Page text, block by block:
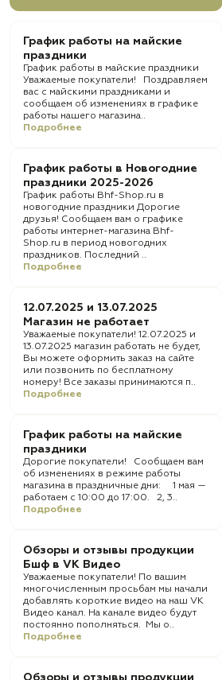
График работы на майские
праздники
График работы в майские праздники
Уважаемые покупатели! Поздравляем
вас с майскими праздниками и
сообщаем об изменениях в графике
работы нашего магазина..
Подробнее
График работы в Новогодние
праздники 2025-2026
График работы Bhf-Shop.ru в
новогодние праздники Дорогие
друзья! Сообщаем вам о графике
работы интернет-магазина Bhf-
Shop.ru в период новогодних
праздников. Последний ..
Подробнее
12.07.2025 и 13.07.2025
Магазин не работает
Уважаемые покупатели! 12.07.2025 и
13.07.2025 магазин работать не будет,
Вы можете оформить заказ на сайте
или позвонить по бесплатному
номеру! Все заказы принимаются п..
Подробнее
График работы на майские
праздники
Дорогие покупатели! Сообщаем вам
об изменениях в режиме работы
магазина в праздничные дни: 1 мая —
работаем с 10:00 до 17:00. 2, 3..
Подробнее
Обзоры и отзывы продукции
Бшф в VK Видео
Уважаемые покупатели! По вашим
многочисленным просьбам мы начали
добавлять короткие видео на наш VK
Видео канал. На канале видео будут
постоянно пополняться. Мы о..
Подробнее
Обзоры и отзывы продукции